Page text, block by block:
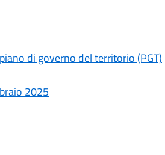
di governo del territorio (PGT)
2025